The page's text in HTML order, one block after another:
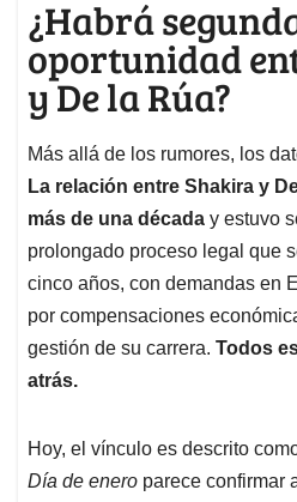
¿Habrá
oportunidad
y De la Rúa?
Más allá de los rumores, los
La relación entre Shakira y
más de una década y estuvo
prolongado proceso legal que
cinco años, con demandas en
por compensaciones
gestión de su carrera. Todos
atrás.
Hoy, el vínculo es descrito
Día de enero parece confirmar